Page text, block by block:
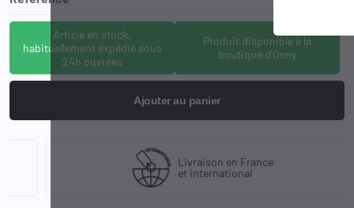
Article en stock,
habituellement expédié sous
24h ouvrées
Produit disponible à la
boutique d'Osny
Ajouter au panier
Livraison en France
et international